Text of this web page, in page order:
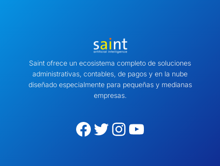
Saint ofrece un ecosistema completo de soluciones
administrativas, contables, de pagos y en la nube
diseñado especialmente para pequeñas y medianas
empresas.
Facebook Twitter Instagram YouTube